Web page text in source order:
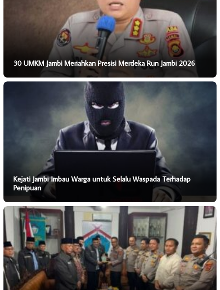
30 UMKM Jambi Meriahkan Presisi Merdeka Run Jambi 2026
Kejati Jambi Imbau Warga untuk Selalu Waspada Terhadap
Penipuan